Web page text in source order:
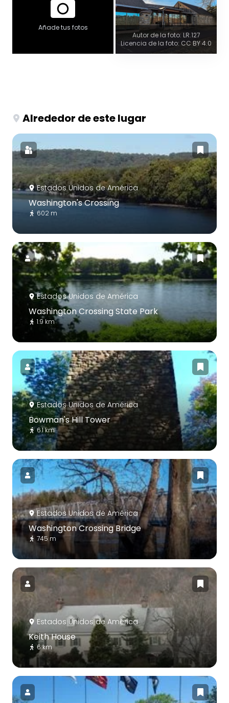
Añade tus fotos
Autor de la foto: LR.127
Licencia de la foto: CC BY 4.0
Alrededor de este lugar
Estados Unidos de América
Washington's Crossing
602 m
Estados Unidos de América
Washington Crossing State Park
1.9 km
Estados Unidos de América
Bowman's Hill Tower
6.1 km
Estados Unidos de América
Washington Crossing Bridge
745 m
Estados Unidos de América
Keith House
6 km